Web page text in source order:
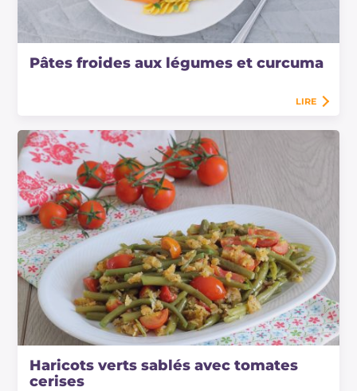
Pâtes froides aux légumes et curcuma
LIRE
Haricots verts sablés avec tomates
cerises